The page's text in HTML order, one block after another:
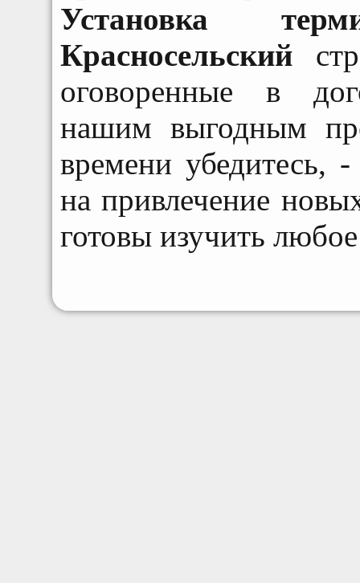
Установка
Красносельский
оговоренные в
нашим выгодным
времени убедитесь,
на привлечение
готовы изучить